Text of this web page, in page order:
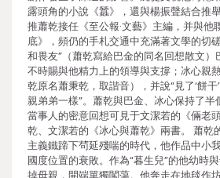
露頭角的小說《蠶》，還與楊振聲結合推
推蕭乾接任《至公報·文藝》主編，并與他
底》，頻仍的手札交通中充滿著文學的切
和畏友”（蕭乾寫給巴金的同名回想散文）
不時賜與他精力上的領導與支撐；冰心親
乾原名蕭秉乾，取諧音），并說“見了‘餅
親弟弟一樣”。蕭乾與巴金、冰心保持了半
當事人的密意回想可見于文潔若的《倆老
乾、文潔若的《冰心與蕭乾》兩書。 蕭乾
主義鐵蹄下茍延殘喘的時代，他作品中小
國度位置的衰敗。作為“暮生兒”的他幼時
掉母親，開端單獨闖蕩。他奔走在地毯作